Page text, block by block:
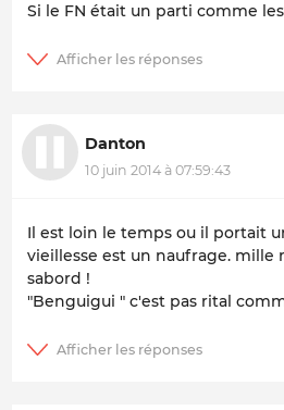
Si le FN était un parti comme
Danton
10 juin 2014 à 07:59:43
Il est loin le temps ou il portait
vieillesse est un naufrage. mille
sabord !
"Benguigui " c'est pas rital